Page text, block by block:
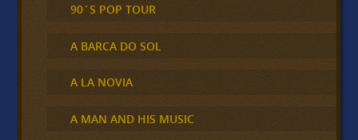
90´S POP TOUR
A BARCA DO SOL
A LA NOVIA
A MAN AND HIS MUSIC